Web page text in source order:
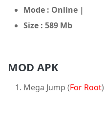
Mode : Online |
Size : 589 Mb
MOD APK
Mega Jump (For Root)